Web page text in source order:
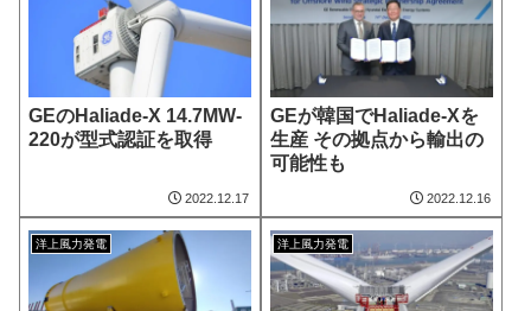
GEのHaliade-X 14.7MW-
220が型式認証を取得
2022.12.17
GEが韓国でHaliade-Xを
生産 その拠点から輸出の
可能性も
2022.12.16
洋上風力発電 洋上風力発電